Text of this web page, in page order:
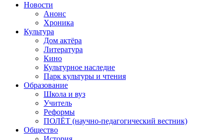
Новости
Анонс
Хроника
Культура
Дом актёра
Литература
Кино
Культурное наследие
Парк культуры и чтения
Образование
Школа и вуз
Учитель
Реформы
ПОЛЁТ (научно-педагогический вестник)
Общество